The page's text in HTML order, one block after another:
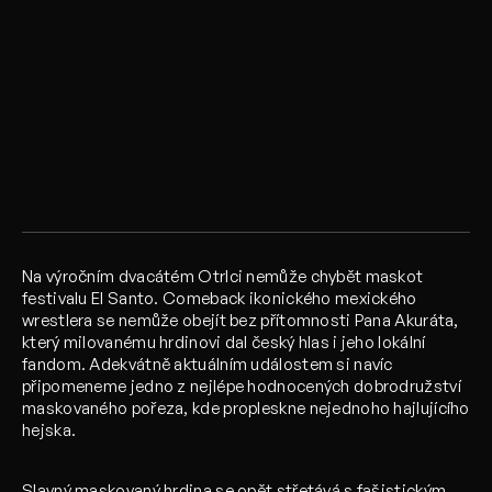
Na výročním dvacátém Otrlci nemůže chybět maskot
festivalu El Santo. Comeback ikonického mexického
wrestlera se nemůže obejít bez přítomnosti Pana Akuráta,
který milovanému hrdinovi dal český hlas i jeho lokální
fandom. Adekvátně aktuálním událostem si navíc
připomeneme jedno z nejlépe hodnocených dobrodružství
maskovaného pořeza, kde propleskne nejednoho hajlujícího
hejska.